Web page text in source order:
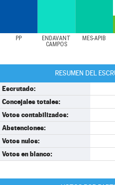
PP
ENDAVANT
CAMPOS
MÉS-APIB
RESUMEN DEL
Escrutado:
Concejales totales:
Votos contabilizados:
Abstenciones:
Votos nulos:
Votos en blanco: